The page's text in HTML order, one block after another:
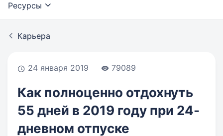
Ресурсы
Карьера
24 января 2019 79089
Как полноценно отдохнуть
55 дней в 2019 году при 24-
дневном отпуске